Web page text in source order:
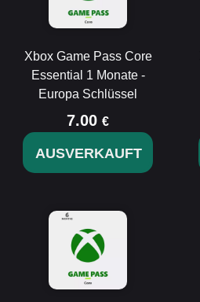
Xbox Game Pass Core
Essential 1 Monate -
Europa Schlüssel
7.00 €
AUSVERKAUFT